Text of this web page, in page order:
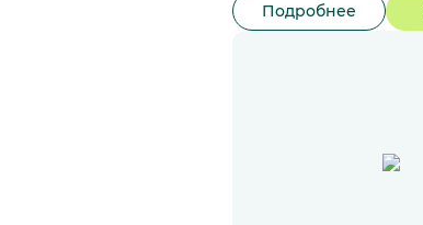
Подробнее